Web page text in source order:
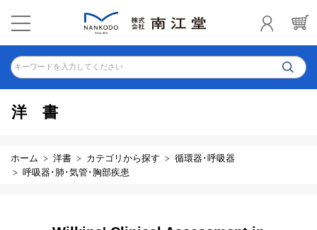
キーワードを入力してください
洋書
ホーム 洋書 カテゴリから探す
循環器･呼吸器
呼吸器･肺･気管･胸部疾患